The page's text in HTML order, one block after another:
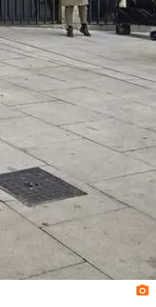
photo_camera